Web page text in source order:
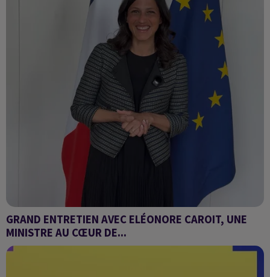
GRAND ENTRETIEN AVEC ELÉONORE CAROIT, UNE
MINISTRE AU CŒUR DE...
Entretien spécial